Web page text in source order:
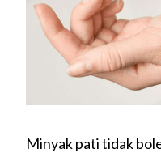
Minyak pati tidak